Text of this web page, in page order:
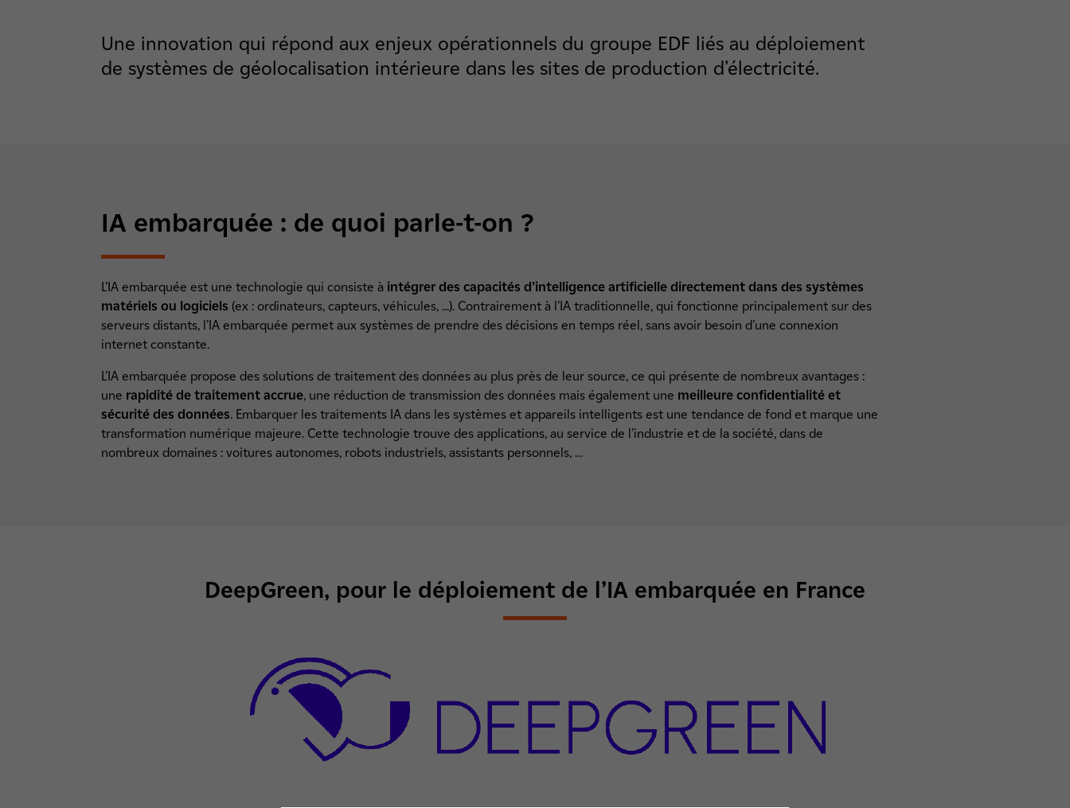
Une innovation qui répond aux enjeux opérationnels du groupe EDF liés au déploiement
de systèmes de géolocalisation intérieure dans les sites de production d’électricité.
IA embarquée : de quoi parle-t-on ?
L’IA embarquée est une technologie qui consiste à intégrer des capacités d’intelligence artificielle directement dans des systèmes
matériels ou logiciels (ex : ordinateurs, capteurs, véhicules, ...). Contrairement à l’IA traditionnelle, qui fonctionne principalement sur des
serveurs distants, l’IA embarquée permet aux systèmes de prendre des décisions en temps réel, sans avoir besoin d’une connexion
internet constante.
L’IA embarquée propose des solutions de traitement des données au plus près de leur source, ce qui présente de nombreux avantages :
une rapidité de traitement accrue, une réduction de transmission des données mais également une meilleure confidentialité et
sécurité des données. Embarquer les traitements IA dans les systèmes et appareils intelligents est une tendance de fond et marque une
transformation numérique majeure. Cette technologie trouve des applications, au service de l’industrie et de la société, dans de
nombreux domaines : voitures autonomes, robots industriels, assistants personnels, …
DeepGreen, pour le déploiement de l’IA embarquée en France